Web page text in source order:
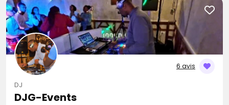
6 avis
DJ
DJG-Events